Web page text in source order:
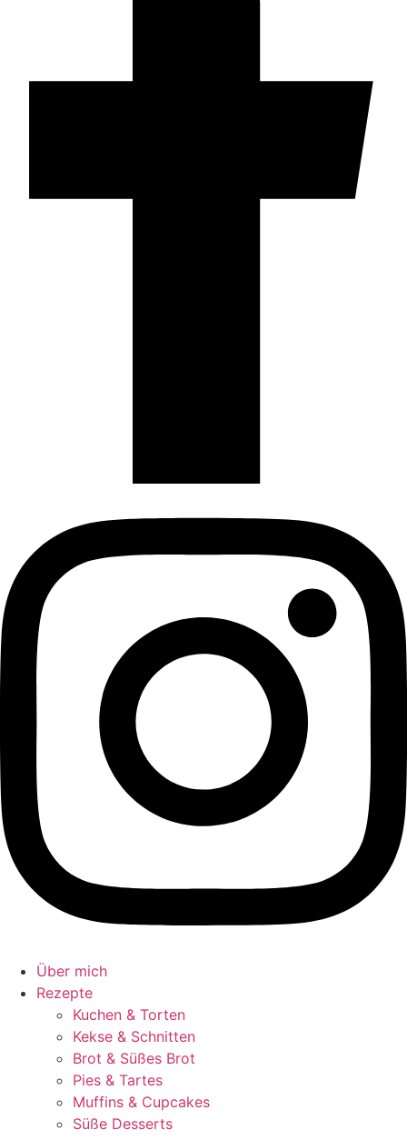
Über mich
Rezepte
Kuchen & Torten
Kekse & Schnitten
Brot & Süßes Brot
Pies & Tartes
Muffins & Cupcakes
Süße Desserts